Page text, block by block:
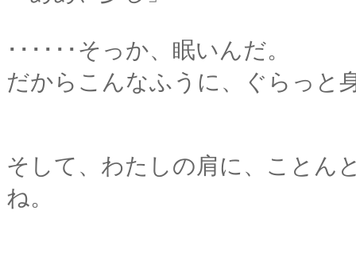
･･････そっか、眠いんだ。
だからこんなふうに、ぐらっと
そして、わたしの肩に、ことん
ね。